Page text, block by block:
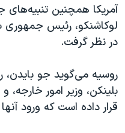
آمریکا همچنین تنبیه‌های
لوکاشنکو، رئیس
در نظر گرفت.
روسیه می‌گوید جو بایدن،
بلینکن، وزیر امور خارجه،
قرار داده است که ورود